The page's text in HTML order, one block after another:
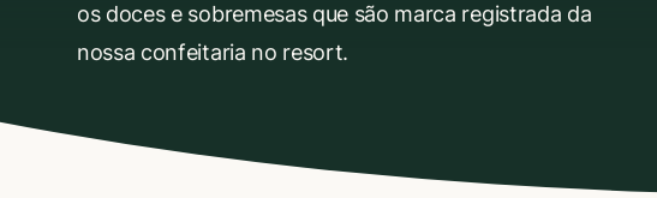
os doces e sobremesas que são marca registrada da
nossa confeitaria no resort.